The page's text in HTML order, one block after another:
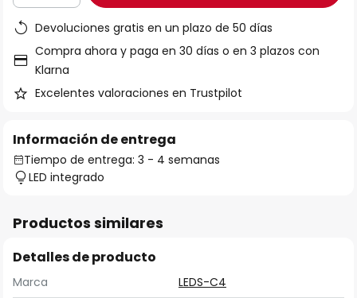
Devoluciones gratis en un plazo de 50 días
Compra ahora y paga en 30 días o en 3 plazos con
Klarna
Excelentes valoraciones en Trustpilot
Información de entrega
Tiempo de entrega: 3 - 4 semanas
LED integrado
Productos similares
Detalles de producto
Marca
LEDS-C4